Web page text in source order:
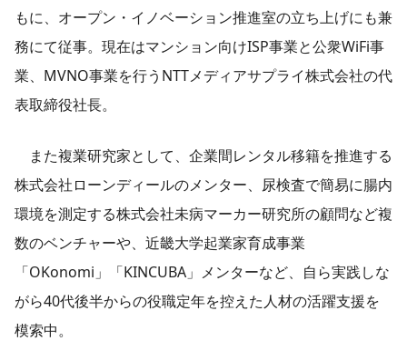
もに、オープン・イノベーション推進室の立ち上げにも兼
務にて従事。現在はマンション向けISP事業と公衆WiFi事
業、MVNO事業を行うNTTメディアサプライ株式会社の代
表取締役社長。
また複業研究家として、企業間レンタル移籍を推進する
株式会社ローンディールのメンター、尿検査で簡易に腸内
環境を測定する株式会社未病マーカー研究所の顧問など複
数のベンチャーや、近畿大学起業家育成事業
「OKonomi」「KINCUBA」メンターなど、自ら実践しな
がら40代後半からの役職定年を控えた人材の活躍支援を
模索中。